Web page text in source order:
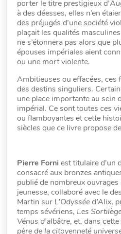
porter le titre prestigieux d’
à des déesses, elles n’en
des préjugés d’une société
plaçait les qualités
ne s’étonnera pas alors que
épouses impériales aient
ou une mort violente.
Ambitieuses ou effacées, ces
des destins singuliers.
une place importante au sein
impérial. Ce sont toutes ces
ou flamboyantes et cette
siècles que ce livre propose
Pierre Forni est titulaire d’un
consacré aux bronzes
publié de nombreux ouvrages
jeunesse, collaboré avec le
Martin sur L’Odyssée d’Alix,
temps sévériens, Les
Vénus d’albâtre, et, dans
père de la citoyenneté